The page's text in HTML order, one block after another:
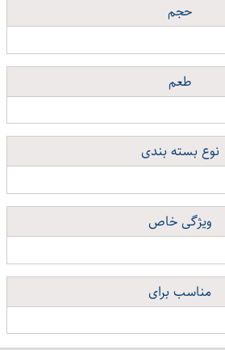
حجم
طعم
نوع بسته بندی
ویژگی خاص
مناسب برای